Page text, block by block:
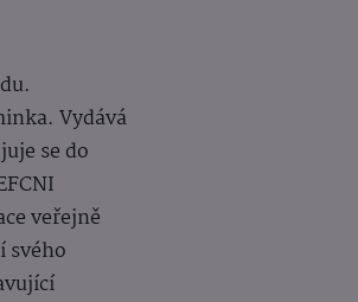
Vydává
se do
veřejně
svého